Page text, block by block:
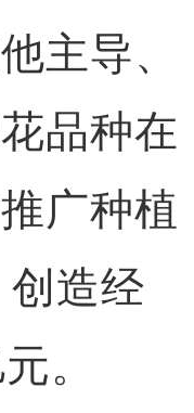
主导、
品种在
广种植
造经
。